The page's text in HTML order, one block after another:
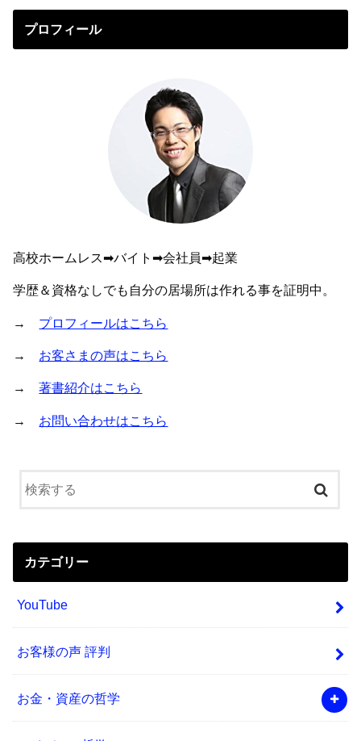
プロフィール
高校ホームレス➡︎バイト➡︎会社員➡︎起業
学歴＆資格なしでも自分の居場所は作れる事を証明中。
→ プロフィールはこちら
→ お客さまの声はこちら
→著書紹介はこちら
→ お問い合わせはこちら
カテゴリー
YouTube
お客様の声 評判
お金・資産の哲学